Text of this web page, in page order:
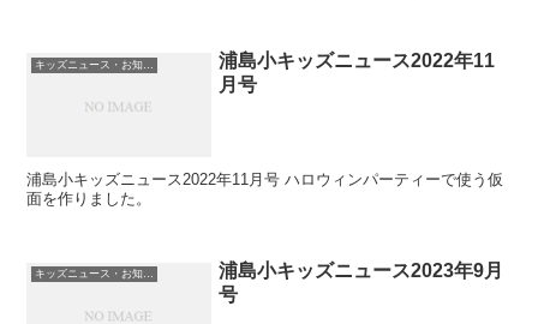
浦島小キッズニュース2022年11
月号
浦島小キッズニュース2022年11月号 ハロウィンパーティーで使う仮
面を作りました。
キッズニュース・お知らせ
浦島小キッズニュース2023年9月
号